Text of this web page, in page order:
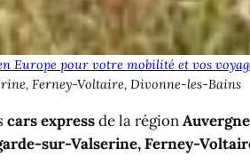
Europe pour votre mobilité et vos
Ferney-Voltaire, Divonne-les-Bains
cars expressde la région
sur-Valserine, Ferney-